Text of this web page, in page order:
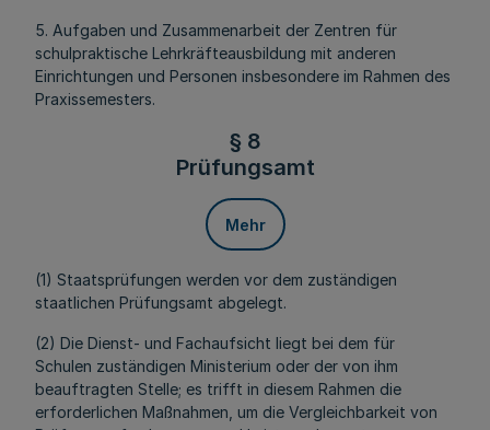
5. Aufgaben und Zusammenarbeit der Zentren für
schulpraktische Lehrkräfteausbildung mit anderen
Einrichtungen und Personen insbesondere im Rahmen des
Praxissemesters.
§ 8
Prüfungsamt
Mehr
(1) Staatsprüfungen werden vor dem zuständigen
staatlichen Prüfungsamt abgelegt.
(2) Die Dienst- und Fachaufsicht liegt bei dem für
Schulen zuständigen Ministerium oder der von ihm
beauftragten Stelle; es trifft in diesem Rahmen die
erforderlichen Maßnahmen, um die Vergleichbarkeit von